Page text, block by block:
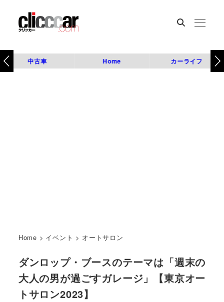
中古車 Home カーライフ
Home > イベント > オートサロン
ダンロップ・ブースのテーマは「週末の
大人の男が過ごすガレージ」【東京オー
トサロン2023】